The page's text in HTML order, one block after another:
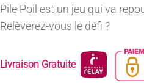
Pile Poil est un jeu qui va
Relèverez-vous le défi ?
Livraison Gratuite